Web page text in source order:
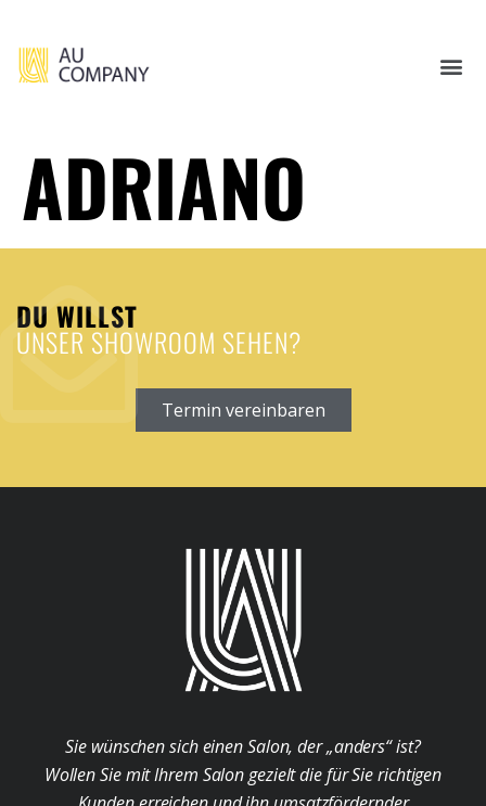
ADRIANO
DU WILLST
UNSER SHOWROOM SEHEN?
Termin vereinbaren
Sie wünschen sich einen Salon, der „anders“ ist?
Wollen Sie mit Ihrem Salon gezielt die für Sie richtigen